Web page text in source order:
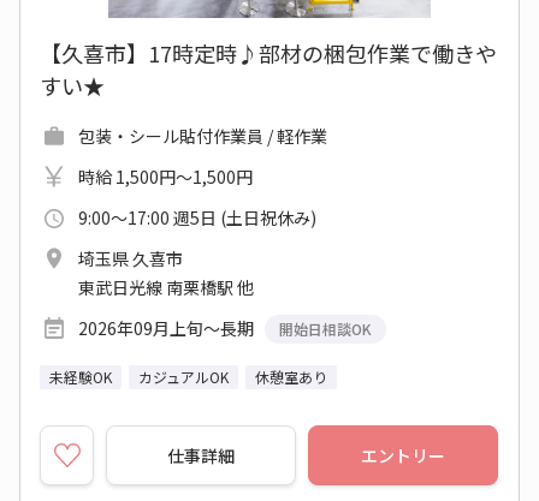
【久喜市】17時定時♪部材の梱包作業で働きや
すい★
包装・シール貼付作業員 / 軽作業
時給 1,500円～1,500円
9:00～17:00 週5日 (土日祝休み)
埼玉県 久喜市
東武日光線 南栗橋駅 他
2026年09月上旬～長期
開始日相談OK
未経験OK カジュアルOK 休憩室あり
仕事詳細 エントリー